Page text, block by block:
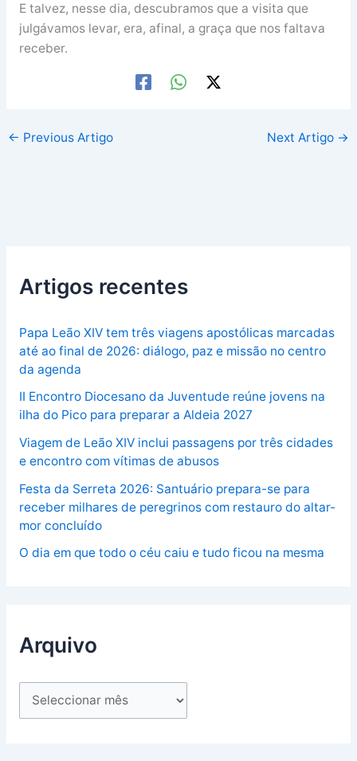
E talvez, nesse dia, descubramos que a visita que
julgávamos levar, era, afinal, a graça que nos faltava
receber.
← Previous Artigo Next Artigo →
Artigos recentes
Papa Leão XIV tem três viagens apostólicas marcadas
até ao final de 2026: diálogo, paz e missão no centro
da agenda
II Encontro Diocesano da Juventude reúne jovens na
ilha do Pico para preparar a Aldeia 2027
Viagem de Leão XIV inclui passagens por três cidades
e encontro com vítimas de abusos
Festa da Serreta 2026: Santuário prepara-se para
receber milhares de peregrinos com restauro do altar-
mor concluído
O dia em que todo o céu caiu e tudo ficou na mesma
Arquivo